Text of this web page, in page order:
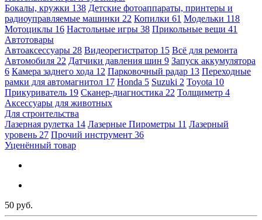
Бокалы, кружки 138 Детские фотоаппараты, принтеры и
радиоуправляемые машинки 22 Копилки 61 Модельки 118
Мотоциклы 16 Настольные игры 38 Прикольные вещи 41
Автотовары
Автоаксессуары 28 Видеорегистратор 15 Всё для ремонта
Автомобиля 22 Датчики давления шин 9 Запуск аккумулятора
6 Камера заднего хода 12 Парковочный радар 13 Переходные
рамки для автомагнитол 17 Honda 5 Suzuki 2 Toyota 10
Прикуриватель 19 Сканер-диагностика 22 Толщиметр 4
Аксессуары для животных
Для строительства
Лазерная рулетка 14 Лазерные Пирометры 11 Лазерный
уровень 27 Прочий инструмент 36
Уценённый товар
50 руб.